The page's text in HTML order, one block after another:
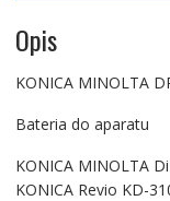
Opis
KONICA MINOLTA
Bateria do aparatu
KONICA MINOLTA
KONICA Revio KD-